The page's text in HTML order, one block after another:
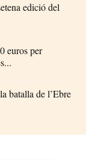
edició del
euros per
batalla de l’Ebre